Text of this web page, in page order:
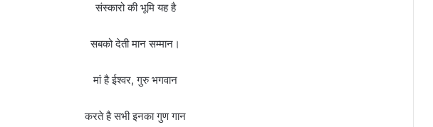
संस्कारो की भूमि यह है
सबको देती मान सम्मान।
मां है ईश्वर, गुरु भगवान
करते है सभी इनका गुण गान